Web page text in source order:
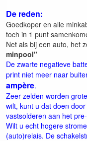
De reden:
Goedkoper en alle
toch in 1 punt
Net als bij een auto, het
minpool"
De zwarte negatieve
print niet meer naar
ampère.
Zeer zelden worden
wilt, kunt u dat doen
vastsolderen aan het
Wilt u echt hogere
(auto)relais. De